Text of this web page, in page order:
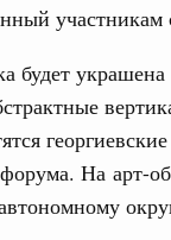
будет
На арт-
союз.
актуальные задачи
кооперации в